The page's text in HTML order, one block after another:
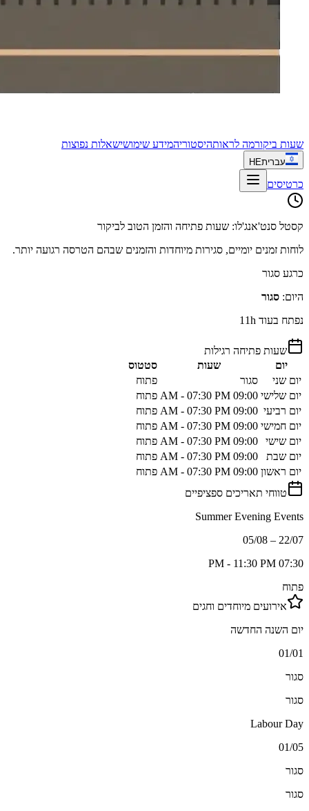
שעות ביקורמה לראותהיסטוריהמידע שימושישאלות נפוצות
עבריתHE
כרטיסים
קסטל סנט'אנג'לו: שעות פתיחה והזמן הטוב לביקור
לוחות זמנים יומיים, סגירות מיוחדות והזמנים שבהם הטרסה רגועה יותר.
כרגע סגור
היום: סגור
נפתח בעוד 11h
שעות פתיחה רגילות
יום
שעות
סטטוס
יום שני
סגור
פתוח
יום שלישי 09:00 AM - 07:30 PM
פתוח
יום רביעי 09:00 AM - 07:30 PM
פתוח
יום חמישי 09:00 AM - 07:30 PM
פתוח
יום שישי
09:00 AM - 07:30 PM
פתוח
יום שבת
09:00 AM - 07:30 PM
פתוח
יום ראשון 09:00 AM - 07:30 PM
פתוח
טווחי תאריכים ספציפיים
Summer Evening Events
22/07 – 05/08
07:30 PM - 11:30 PM
פתוח
אירועים מיוחדים וחגים
יום השנה החדשה
01/01
סגור
סגור
Labour Day
01/05
סגור
סגור